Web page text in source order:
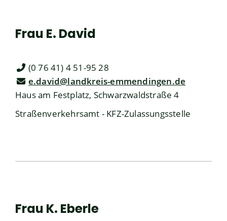
Frau E. David
(0 76 41) 4 51-95 28
e.david@landkreis-emmendingen.de
Haus am Festplatz, Schwarzwaldstraße 4
Straßenverkehrsamt - KFZ-Zulassungsstelle
Frau K. Eberle